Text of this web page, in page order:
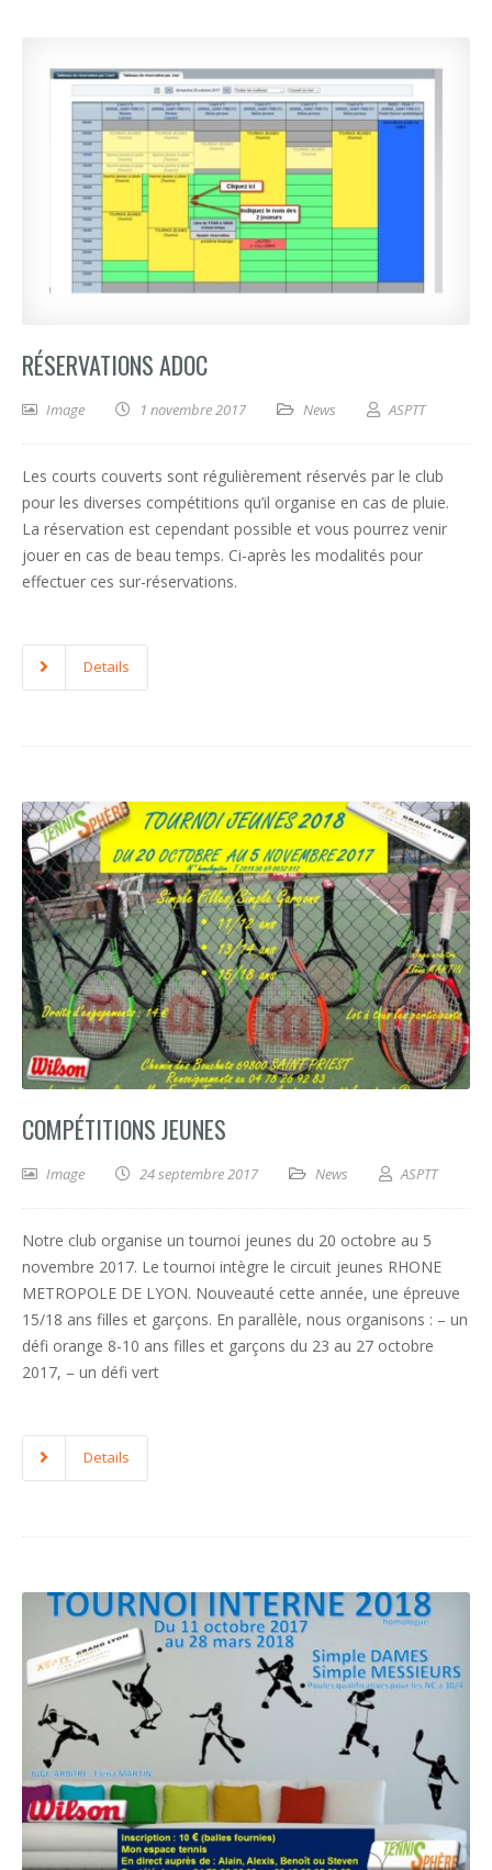
RÉSERVATIONS ADOC
Image 1 novembre 2017 News ASPTT
Les courts couverts sont régulièrement réservés par le club
pour les diverses compétitions qu’il organise en cas de pluie.
La réservation est cependant possible et vous pourrez venir
jouer en cas de beau temps. Ci-après les modalités pour
effectuer ces sur-réservations.
Details
COMPÉTITIONS JEUNES
Image 24 septembre 2017 News ASPTT
Notre club organise un tournoi jeunes du 20 octobre au 5
novembre 2017. Le tournoi intègre le circuit jeunes RHONE
METROPOLE DE LYON. Nouveauté cette année, une épreuve
15/18 ans filles et garçons. En parallèle, nous organisons : – un
défi orange 8-10 ans filles et garçons du 23 au 27 octobre
2017, – un défi vert
Details